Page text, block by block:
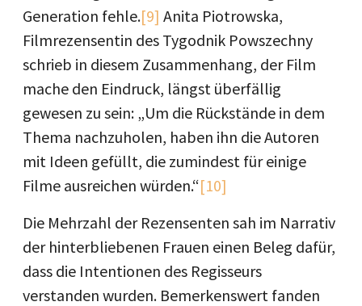
Generation fehle.[9] Anita Piotrowska,
Filmrezensentin des Tygodnik Powszechny
schrieb in diesem Zusammenhang, der Film
mache den Eindruck, längst überfällig
gewesen zu sein: „Um die Rückstände in dem
Thema nachzuholen, haben ihn die Autoren
mit Ideen gefüllt, die zumindest für einige
Filme ausreichen würden.“[10]
Die Mehrzahl der Rezensenten sah im Narrativ
der hinterbliebenen Frauen einen Beleg dafür,
dass die Intentionen des Regisseurs
verstanden wurden. Bemerkenswert fanden